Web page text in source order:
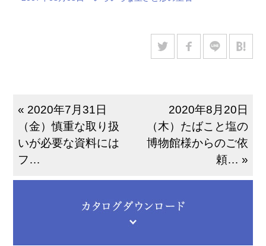
« 2020年7月31日
（金）慎重な取り扱
いが必要な資料には
フ…
2020年8月20日
（木）たばこと塩の
博物館様からのご依
頼… »